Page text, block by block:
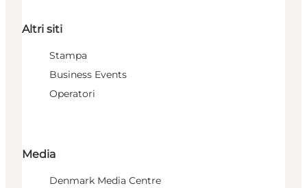
Altri siti
Stampa
Business Events
Operatori
Media
Denmark Media Centre